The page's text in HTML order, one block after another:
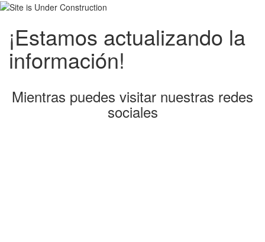
¡Estamos actualizando la
información!
Mientras puedes visitar nuestras redes
sociales